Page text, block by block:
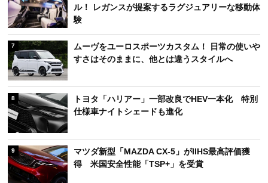
ル！ レガンスが提案するラグジュアリーな移動体
験
7
ムーヴをユーロスポーツカスタム！ 日常の使いや
すさはそのままに、他とは違うスタイルへ
8
トヨタ「ハリアー」一部改良でHEV一本化 特別
仕様車ナイトシェードも進化
9
マツダ新型「MAZDA CX-5」がIIHS最高評価獲
得 米国安全性能「TSP+」を受賞